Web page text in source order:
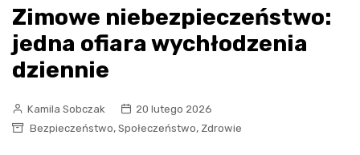
Zimowe niebezpieczeństwo:
jedna ofiara wychłodzenia
dziennie
Kamila Sobczak
20 lutego 2026
Bezpieczeństwo, Społeczeństwo, Zdrowie